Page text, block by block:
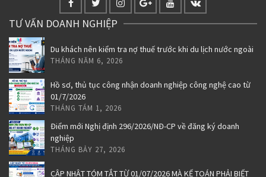
TƯ VẤN DOANH NGHIỆP
Du khách nên kiểm tra nợ thuế trước khi du lịch nước ngoài
THÁNG NĂM 6, 2026
Hồ sơ, thủ tục công nhận doanh nghiệp công nghệ cao từ
01/7/2026
THÁNG TÁM 1, 2026
Điểm mới Nghị định 296/2026/NĐ-CP về đăng ký doanh
nghiệp
THÁNG BẢY 27, 2026
CẬP NHẬT TÓM TẮT TỪ 01/07/2026 MÀ KẾ TOÁN PHẢI BIẾT